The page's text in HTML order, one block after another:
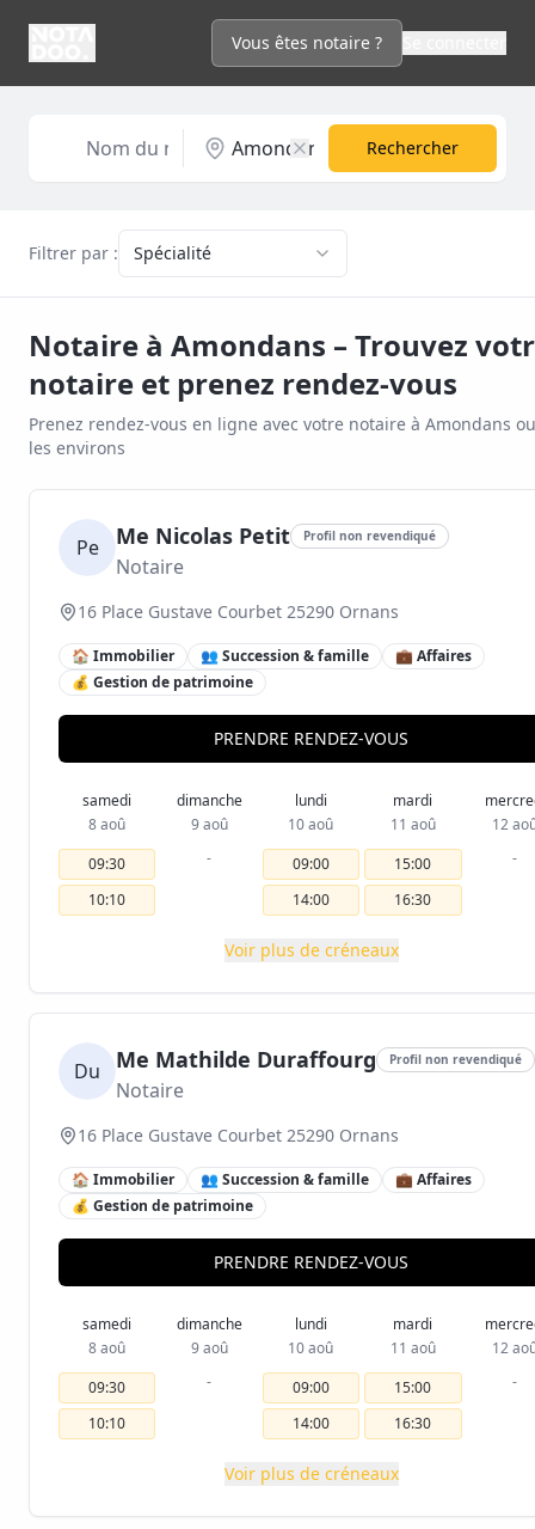
Vous êtes notaire ?
Rechercher
Filtrer par : Spécialité
Notaire à Amondans – Trouvez
notaire et prenez rendez-vous
Prenez rendez-vous en ligne avec votre notaire à Amondans
les environs
Pe Me Nicolas Petit Profil non revendiqué
Notaire
16 Place Gustave Courbet 25290 Ornans
🏠 Immobilier 👥 Succession & famille
💼 Affaires
💰 Gestion de patrimoine
PRENDRE RENDEZ-VOUS
samedi
8 aoû
09:30
10:10
dimanche
9 aoû
-
lundi
10 aoû
09:00
14:00
mardi
11 aoû
15:00
16:30
12
-
Voir plus de créneaux
Du Me Mathilde Duraffourg Profil non revendiqué
Notaire
16 Place Gustave Courbet 25290 Ornans
🏠 Immobilier 👥 Succession & famille
💼 Affaires
💰 Gestion de patrimoine
PRENDRE RENDEZ-VOUS
samedi
8 aoû
09:30
10:10
dimanche
9 aoû
-
lundi
10 aoû
09:00
14:00
mardi
11 aoû
15:00
16:30
12
-
Voir plus de créneaux